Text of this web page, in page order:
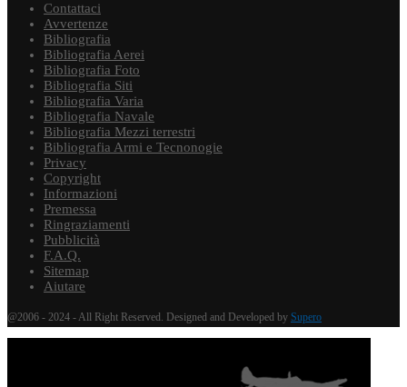
Contattaci
Avvertenze
Bibliografia
Bibliografia Aerei
Bibliografia Foto
Bibliografia Siti
Bibliografia Varia
Bibliografia Navale
Bibliografia Mezzi terrestri
Bibliografia Armi e Tecnonogie
Privacy
Copyright
Informazioni
Premessa
Ringraziamenti
Pubblicità
F.A.Q.
Sitemap
Aiutare
@2006 - 2024 - All Right Reserved. Designed and Developed by Supero